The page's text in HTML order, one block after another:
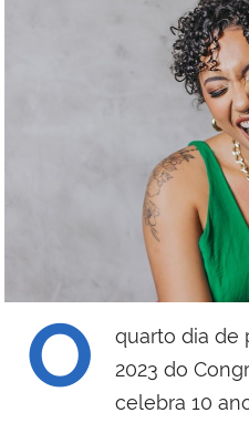
O
quarto dia de
2023 do
celebra 10